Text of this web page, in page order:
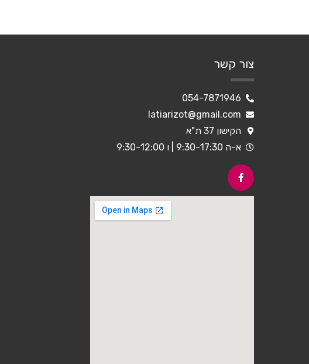
צור קשר
054-7871946
latiarizot@gmail.com
הקישון 37 ת"א
א-ה 9:30-17:30 | ו 9:30-12:00